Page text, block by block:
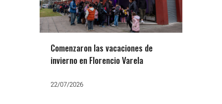
Comenzaron las vacaciones de
invierno en Florencio Varela
22/07/2026